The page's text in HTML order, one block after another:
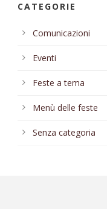
CATEGORIE
Comunicazioni
Eventi
Feste a tema
Menù delle feste
Senza categoria